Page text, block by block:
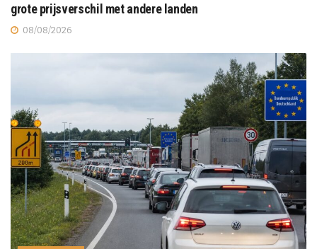
grote prijsverschil met andere landen
08/08/2026